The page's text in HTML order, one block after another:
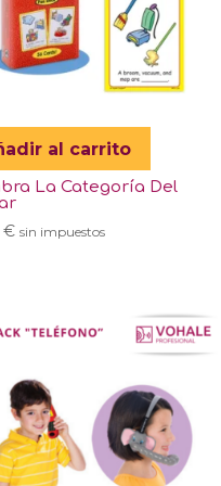
al carrito
La Categoría Del
€ sin impuestos